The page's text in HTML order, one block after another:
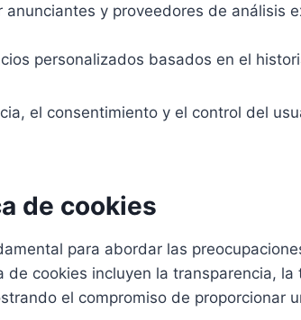
y proveedores de análisis
personalizados basados en el
el consentimiento y el control del
de cookies
para abordar las
cookies incluyen la transparencia,
el compromiso de proporcionar